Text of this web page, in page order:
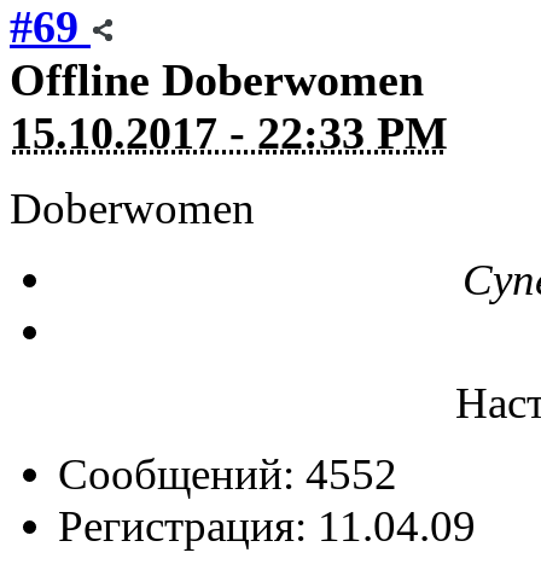
#69
Offline Doberwomen
15.10.2017 - 22:33 PM
Doberwomen
Сообщений: 4552
Регистрация: 11.04.09